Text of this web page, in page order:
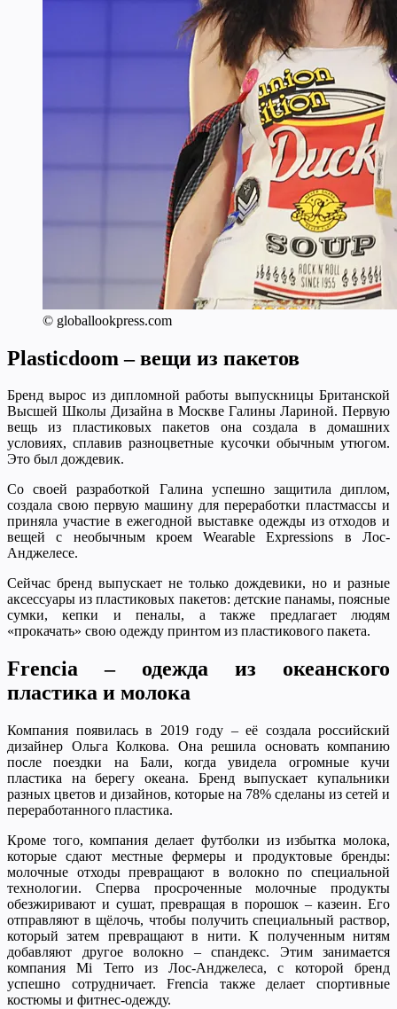
© globallookpress.com
Plasticdoom – вещи из пакетов
Бренд вырос из дипломной работы выпускницы Британской
Высшей Школы Дизайна в Москве Галины Лариной. Первую
вещь из пластиковых пакетов она создала в домашних
условиях, сплавив разноцветные кусочки обычным утюгом.
Это был дождевик.
Со своей разработкой Галина успешно защитила диплом,
создала свою первую машину для переработки пластмассы и
приняла участие в ежегодной выставке одежды из отходов и
вещей с необычным кроем Wearable Expressions в Лос-
Анджелесе.
Сейчас бренд выпускает не только дождевики, но и разные
аксессуары из пластиковых пакетов: детские панамы, поясные
сумки, кепки и пеналы, а также предлагает людям
«прокачать» свою одежду принтом из пластикового пакета.
Frеncia – одежда из океанского
пластика и молока
Компания появилась в 2019 году – её создала российский
дизайнер Ольга Колкова. Она решила основать компанию
после поездки на Бали, когда увидела огромные кучи
пластика на берегу океана. Бренд выпускает купальники
разных цветов и дизайнов, которые на 78% сделаны из сетей и
переработанного пластика.
Кроме того, компания делает футболки из избытка молока,
которые сдают местные фермеры и продуктовые бренды:
молочные отходы превращают в волокно по специальной
технологии. Сперва просроченные молочные продукты
обезжиривают и сушат, превращая в порошок – казеин. Его
отправляют в щёлочь, чтобы получить специальный раствор,
который затем превращают в нити. К полученным нитям
добавляют другое волокно – спандекс. Этим занимается
компания Mi Terro из Лос-Анджелеса, с которой бренд
успешно сотрудничает. Frеncia также делает спортивные
костюмы и фитнес-одежду.